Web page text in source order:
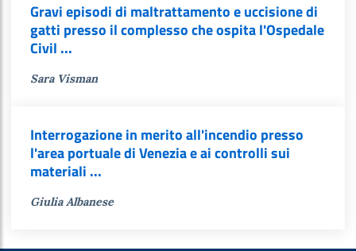
Gravi episodi di maltrattamento e uccisione di
gatti presso il complesso che ospita l'Ospedale
Civil ...
Sara Visman
Interrogazione in merito all'incendio presso
l'area portuale di Venezia e ai controlli sui
materiali ...
Giulia Albanese